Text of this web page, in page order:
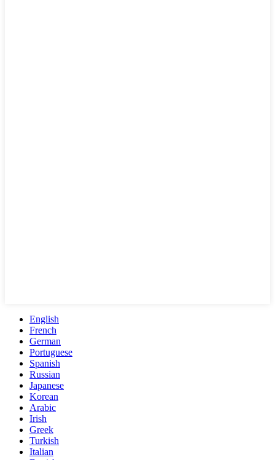
English
French
German
Portuguese
Spanish
Russian
Japanese
Korean
Arabic
Irish
Greek
Turkish
Italian